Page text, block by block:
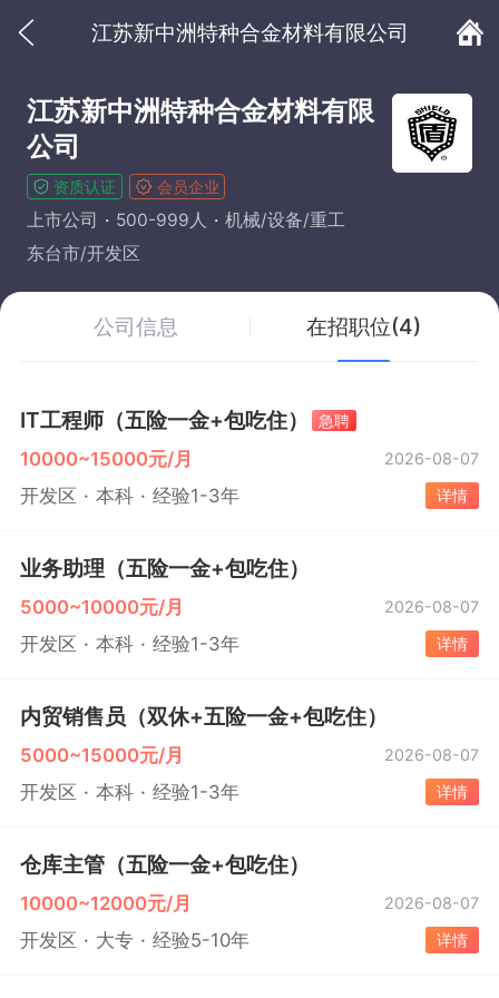
江苏新中洲特种合金材料有限公司
江苏新中洲特种合金材料有限
公司
资质认证 会员企业
上市公司 500-999人
机械/设备/重工
东台市/开发区
公司信息 在招职位(4)
IT工程师（五险一金+包吃住） 急聘
10000~15000元/月 2026-08-07
开发区 本科 经验1-3年 详情
业务助理（五险一金+包吃住）
5000~10000元/月 2026-08-07
开发区 本科 经验1-3年 详情
内贸销售员（双休+五险一金+包吃住）
5000~15000元/月 2026-08-07
开发区 本科 经验1-3年 详情
仓库主管（五险一金+包吃住）
10000~12000元/月 2026-08-07
开发区 大专 经验5-10年 详情